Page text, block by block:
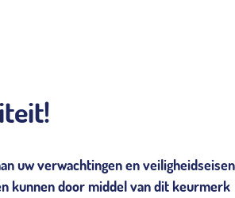
uw verwachtingen en
kunnen door middel van dit keurmerk